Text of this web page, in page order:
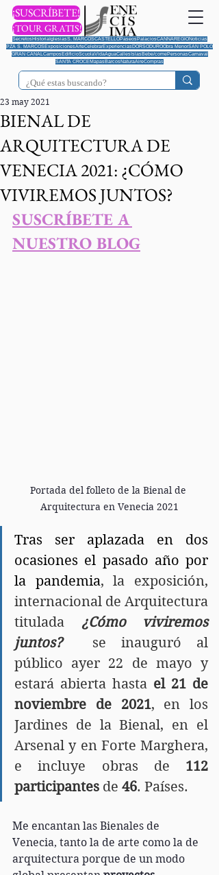
¡SUSCRÍBETE!
¡TOUR GRATIS!
SecretosHistoriaIglesiasS. MARCOSCASTELLOPaseosPalaciosCANNAREGIONoticias
PZA S. MARCOSExposicionesArteCelebrarExperienciasDORSODUROObra MenorSAN POLO
GRAN CANAL CamposEdificioScuolaVidaAguaCallesIslasBebe/comePersonasCarnaval
SANTA CROCEMapasBarcosNaturaAireCompras
BIENAL DE
ARQUITECTURA DE
VENECIA 2021: ¿CÓMO
VIVIREMOS JUNTOS?
23 may 2021
SUSCRÍBETE A
NUESTRO BLOG
Portada del folleto de la Bienal de
Arquitectura en Venecia 2021
Tras ser aplazada en dos
ocasiones el pasado año por
la pandemia, la exposición,
internacional de Arquitectura
titulada ¿Cómo viviremos
juntos? se inauguró al
público ayer 22 de mayo y
estará abierta hasta el 21 de
noviembre de 2021, en los
Jardines de la Bienal, en el
Arsenal y en Forte Marghera,
e incluye obras de 112
participantes de 46. Países.
Me encantan las Bienales de
Venecia, tanto la de arte como la de
arquitectura porque de un modo